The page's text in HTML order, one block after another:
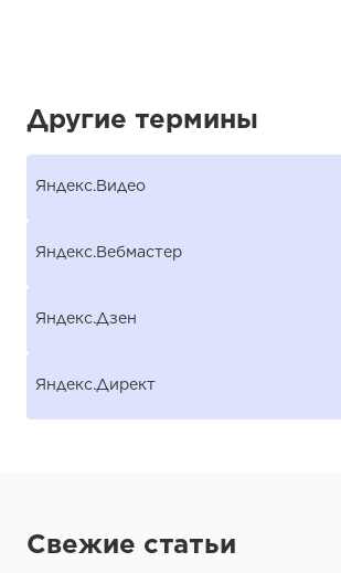
Другие термины
Яндекс.Видео
Яндекс.Вебмастер
Яндекс.Дзен
Яндекс.Директ
Свежие статьи